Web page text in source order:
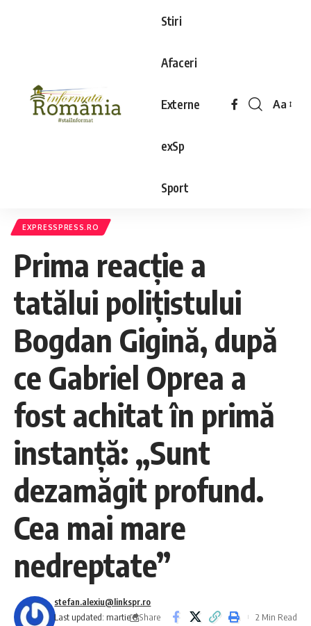
Stiri
Afaceri
Externe
exSp
Sport
Aa
EXPRESSPRESS.RO
Prima reacţie a
tatălui poliţistului
Bogdan Gigină, după
ce Gabriel Oprea a
fost achitat în primă
instanţă: „Sunt
dezamăgit profund.
Cea mai mare
nedreptate”
Last updated: martie 8,
stefan.alexiu@linkspr.ro
Share
2 Min Read